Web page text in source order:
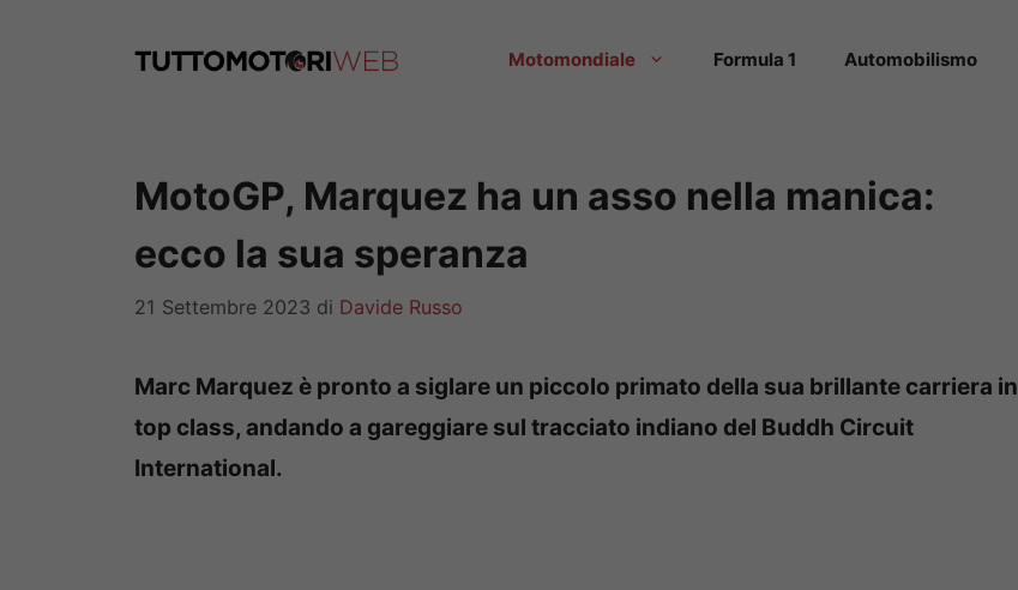
Motomondiale Formula 1 Automobilismo
MotoGP, Marquez ha un asso nella manica:
ecco la sua speranza
21 Settembre 2023 di Davide Russo
Marc Marquez è pronto a siglare un piccolo primato della sua brillante carriera in
top class, andando a gareggiare sul tracciato indiano del Buddh Circuit
International.